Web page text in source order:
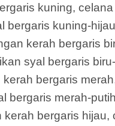
kuning,
kuning-
kerah bergaris
syal bergaris
bergaris
bergaris merah-
bergaris